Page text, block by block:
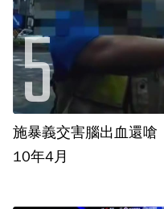
施暴義交害腦出血還
10年4月